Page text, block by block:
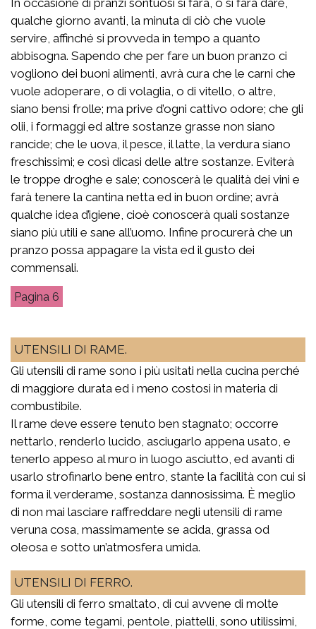
qualche giorno avanti, la minuta di ciò che vuole
servire, affinché si provveda in tempo a quanto
abbisogna. Sapendo che per fare un buon pranzo ci
vogliono dei buoni alimenti, avrà cura che le carni che
vuole adoperare, o di volaglia, o di vitello, o altre,
siano bensì frolle; ma prive d’ogni cattivo odore; che gli
olii, i formaggi ed altre sostanze grasse non siano
rancide; che le uova, il pesce, il latte, la verdura siano
freschissimi; e così dicasi delle altre sostanze. Eviterà
le troppe droghe e sale; conoscerà le qualità dei vini e
farà tenere la cantina netta ed in buon ordine; avrà
qualche idea d’igiene, cioè conoscerà quali sostanze
siano più utili e sane all’uomo. Infine procurerà che un
pranzo possa appagare la vista ed il gusto dei
commensali.
6
UTENSILI DI RAME.
Gli utensili di rame sono i più usitati nella cucina perché
di maggiore durata ed i meno costosi in materia di
combustibile.
Il rame deve essere tenuto ben stagnato; occorre
nettarlo, renderlo lucido, asciugarlo appena usato, e
tenerlo appeso al muro in luogo asciutto, ed avanti di
usarlo strofinarlo bene entro, stante la facilità con cui si
forma il verderame, sostanza dannosissima. È meglio
di non mai lasciare raffreddare negli utensili di rame
veruna cosa, massimamente se acida, grassa od
oleosa e sotto un’atmosfera umida.
UTENSILI DI FERRO.
Gli utensili di ferro smaltato, di cui avvene di molte
forme, come tegami, pentole, piattelli, sono utilissimi,